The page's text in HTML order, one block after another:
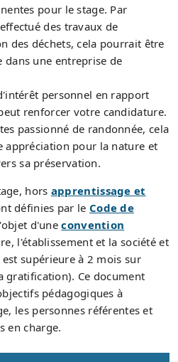
pour le stage. Par
des travaux de
des déchets, cela pourrait être
une entreprise de
personnel en rapport
renforcer votre candidature.
passionné de randonnée, cela
pour la nature et
sa préservation.
hors apprentissage et
définies par le Code de
d'uneconvention
l'établissement et la société et
supérieure à 2 mois sur
gratification). Ce document
pédagogiques à
les personnes référentes et
en charge.